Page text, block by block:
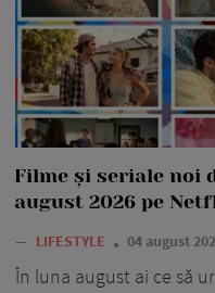
Filme și seriale noi
august 2026 pe
— LIFESTYLE 04 august
În luna august ai ce să